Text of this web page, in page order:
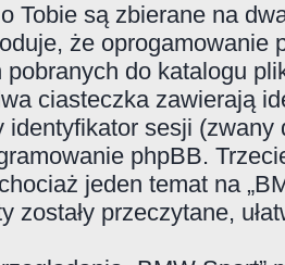
Tobie są zbierane na
że oprogamowanie
pobranych do katalogu
ciasteczka zawierają
identyfikator sesji (zwany
phpBB.
jeden temat na
zostały przeczytane,